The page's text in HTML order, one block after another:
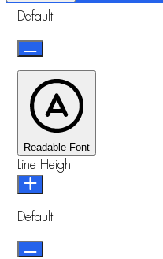
Default
Readable Font
Line Height
Default